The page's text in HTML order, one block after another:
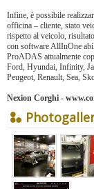
Infine, è possibile
officina – cliente, stato
rispetto al veicolo,
con software AllInOne
ProADAS attualmente
Ford, Hyundai, Infinity,
Peugeot, Renault, Sea,
Nexion Corghi -